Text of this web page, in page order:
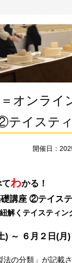
オンライ
テイステ
開催日：
わかる！
礎講座 ②テイス
解くテイスティン
) ～ ６月２日(月)
法の分類」が記載